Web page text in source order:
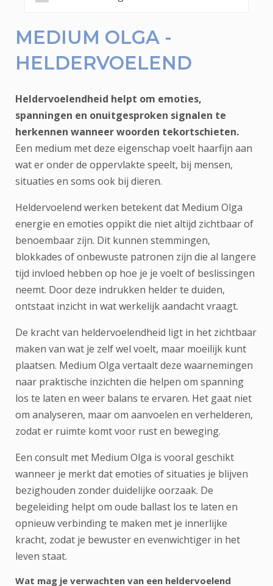
MEDIUM OLGA -
HELDERVOELEND
Heldervoelendheid helpt om emoties,
spanningen en onuitgesproken signalen te
herkennen wanneer woorden tekortschieten.
Een medium met deze eigenschap voelt haarfijn aan
wat er onder de oppervlakte speelt, bij mensen,
situaties en soms ook bij dieren.
Heldervoelend werken betekent dat Medium Olga
energie en emoties oppikt die niet altijd zichtbaar of
benoembaar zijn. Dit kunnen stemmingen,
blokkades of onbewuste patronen zijn die al langere
tijd invloed hebben op hoe je je voelt of beslissingen
neemt. Door deze indrukken helder te duiden,
ontstaat inzicht in wat werkelijk aandacht vraagt.
De kracht van heldervoelendheid ligt in het zichtbaar
maken van wat je zelf wel voelt, maar moeilijk kunt
plaatsen. Medium Olga vertaalt deze waarnemingen
naar praktische inzichten die helpen om spanning
los te laten en weer balans te ervaren. Het gaat niet
om analyseren, maar om aanvoelen en verhelderen,
zodat er ruimte komt voor rust en beweging.
Een consult met Medium Olga is vooral geschikt
wanneer je merkt dat emoties of situaties je blijven
bezighouden zonder duidelijke oorzaak. De
begeleiding helpt om oude ballast los te laten en
opnieuw verbinding te maken met je innerlijke
kracht, zodat je bewuster en evenwichtiger in het
leven staat.
Wat mag je verwachten van een heldervoelend